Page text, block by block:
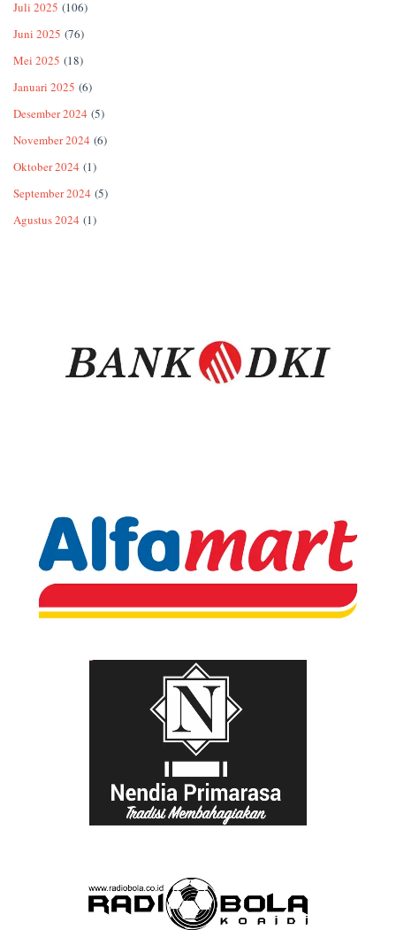
Juli 2025 (106)
Juni 2025 (76)
Mei 2025 (18)
Januari 2025 (6)
Desember 2024 (5)
November 2024 (6)
Oktober 2024 (1)
September 2024 (5)
Agustus 2024 (1)